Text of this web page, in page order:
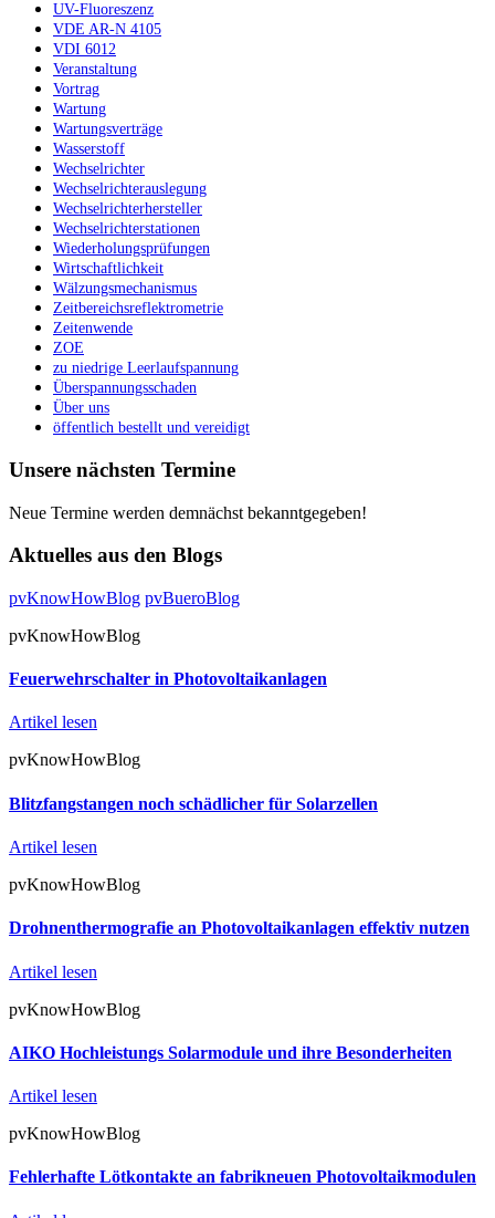
UV-Fluoreszenz
VDE AR-N 4105
VDI 6012
Veranstaltung
Vortrag
Wartung
Wartungsverträge
Wasserstoff
Wechselrichter
Wechselrichterauslegung
Wechselrichterhersteller
Wechselrichterstationen
Wiederholungsprüfungen
Wirtschaftlichkeit
Wälzungsmechanismus
Zeitbereichsreflektrometrie
Zeitenwende
ZOE
zu niedrige Leerlaufspannung
Überspannungsschaden
Über uns
öffentlich bestellt und vereidigt
Unsere nächsten Termine
Neue Termine werden demnächst bekanntgegeben!
Aktuelles aus den Blogs
pvKnowHowBlog pvBueroBlog
pvKnowHowBlog
Feuerwehrschalter in Photovoltaikanlagen
Artikel lesen
pvKnowHowBlog
Blitzfangstangen noch schädlicher für Solarzellen
Artikel lesen
pvKnowHowBlog
Drohnenthermografie an Photovoltaikanlagen effektiv nutzen
Artikel lesen
pvKnowHowBlog
AIKO Hochleistungs Solarmodule und ihre Besonderheiten
Artikel lesen
pvKnowHowBlog
Fehlerhafte Lötkontakte an fabrikneuen Photovoltaikmodulen